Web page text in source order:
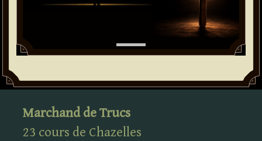
Marchand de Trucs
23 cours de Chazelles